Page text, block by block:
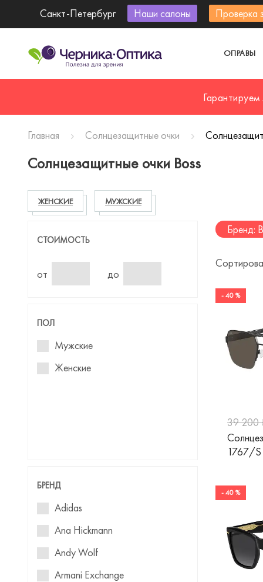
Санкт-Петербург Наши салоны Проверка
ОПРАВЫ
Главная Солнцезащитные очки
Солнцезащитные очки Boss
ЖЕНСКИЕ МУЖСКИЕ
СТОИМОСТЬ
от до
ПОЛ
Мужские
Женские
БРЕНД
Adidas
Ana Hickmann
Andy Wolf
Armani Exchange
Бренд:
- 40 %
39 200
1767/
- 40 %